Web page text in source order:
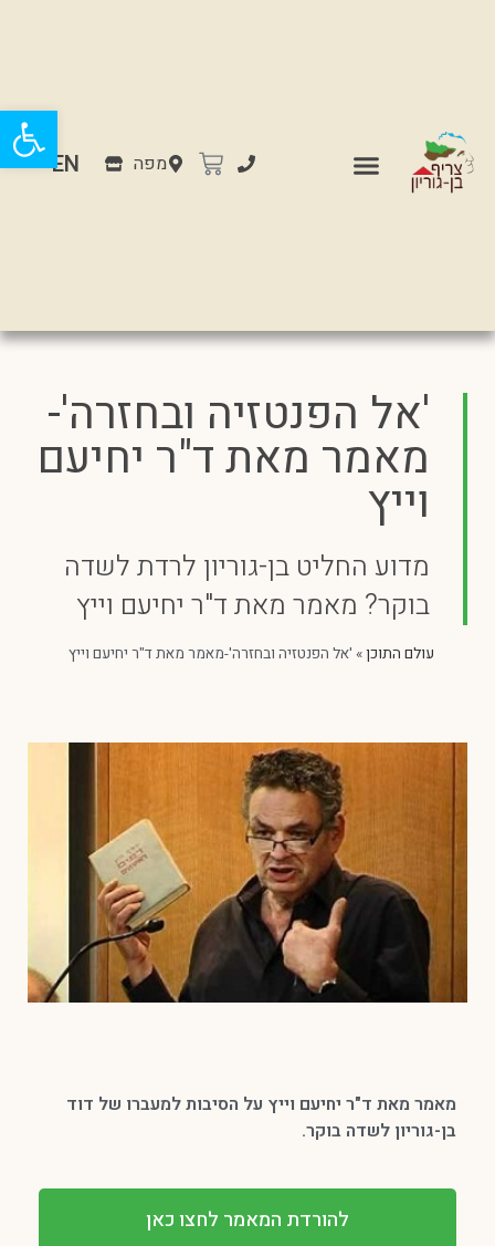
מפה EN
'אל הפנטזיה ובחזרה'-
מאמר מאת ד"ר יחיעם
וייץ
מדוע החליט בן-גוריון לרדת לשדה
בוקר? מאמר מאת ד"ר יחיעם וייץ
עולם התוכן» 'אל הפנטזיה ובחזרה'-מאמר מאת ד"ר יחיעם וייץ
מאמר מאת ד"ר יחיעם וייץ על הסיבות למעברו של דוד
בן-גוריון לשדה בוקר.
להורדת המאמר לחצו כאן